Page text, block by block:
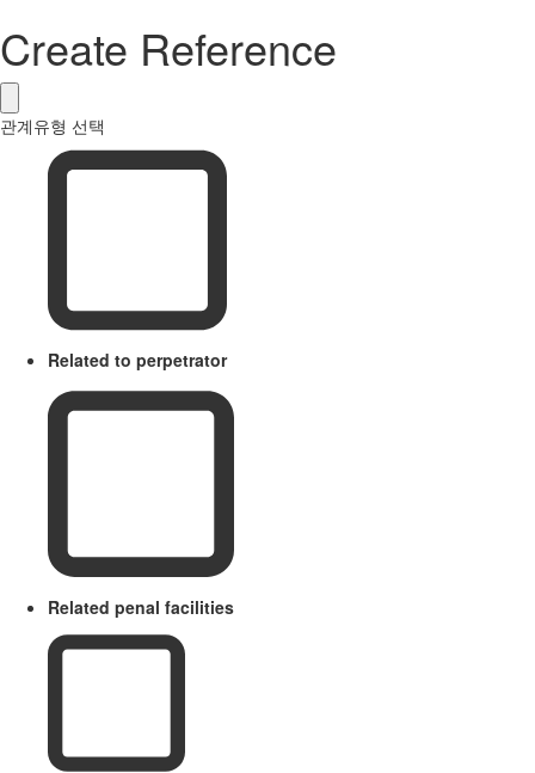
Create Reference
관계유형 선택
Related to perpetrator
Related penal facilities